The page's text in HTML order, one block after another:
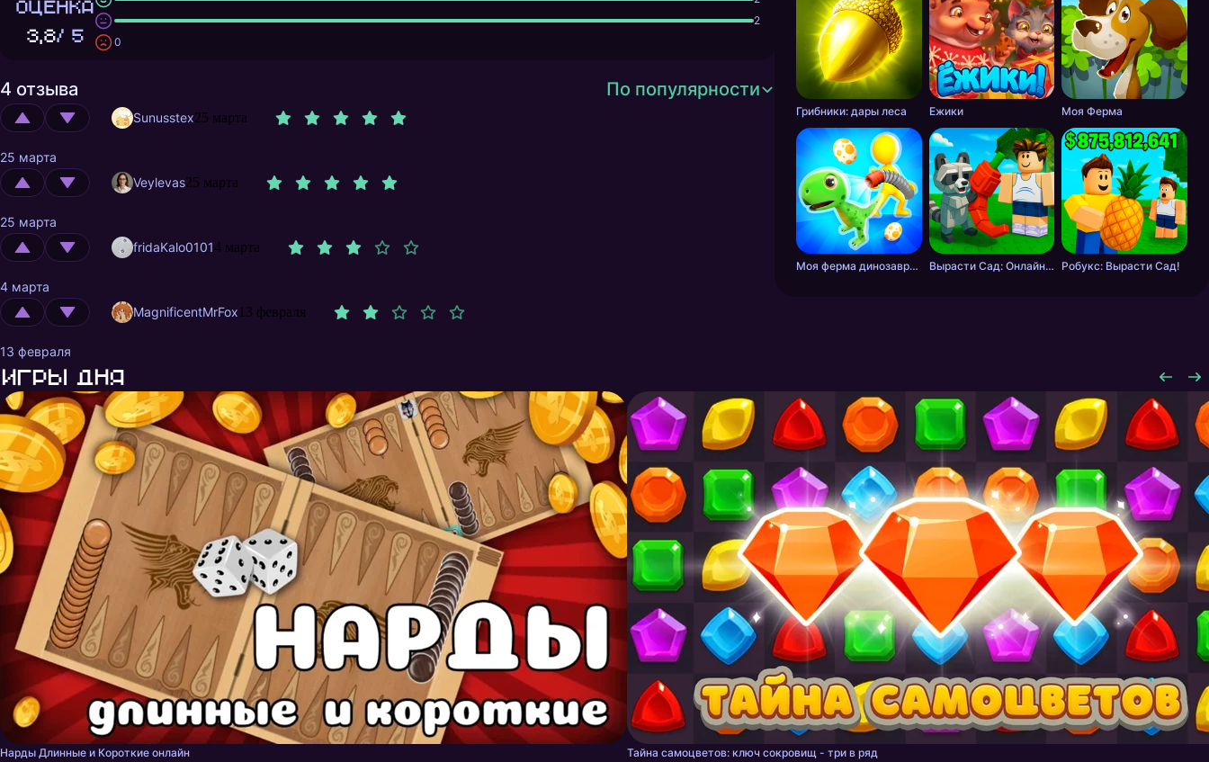
ОЦЕНКА
3,8/ 5
2
0
4 отзыва По популярности
Sunusstex25 марта
25 марта
Veylevas25 марта
25 марта
fridaKalo01014 марта
4 марта
MagnificentMrFox 13 февраля
13 февраля
Грибники: дары леса Ежики Моя Ферма
Моя ферма динозавров Вырасти Сад: Онлайн & Оффлайн Робукс: Вырасти Сад!
Игры дня
Нарды Длинные и Короткие онлайн Тайна самоцветов: ключ сокровищ - три в ряд